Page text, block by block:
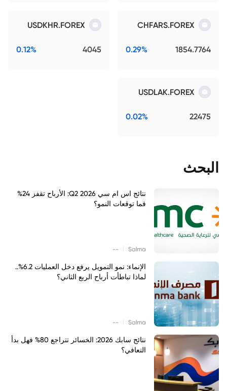
CHFARS.FOREX
1854.7764
0.29%
USDKHR.FOREX
4045
0.12%
USDLAK.FOREX
22475
0.02%
البحث
نتائج اس ام سي Q2 2026: الأرباح تقفز 24%
فما توقعات النمو؟
Salma
--
الإنماء: نمو التمويل يرفع دخل العمليات 6.2%..
لماذا تباطأت أرباح الربع الثاني؟
Salma
--
نتائج سابك 2026: الخسائر تتراجع 80% فهل بدأ
التعافي؟